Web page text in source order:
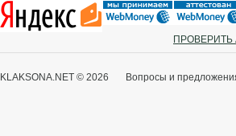
ПРОВЕРИТЬ
KLAKSONA.NET © 2026 Вопросы и